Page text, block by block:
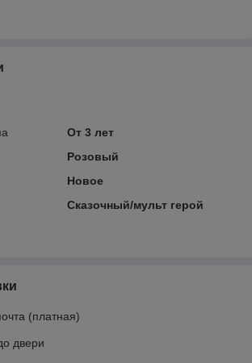
От 3 лет
Розовый
Новое
Сказочный/мульт герой
(платная)
двери